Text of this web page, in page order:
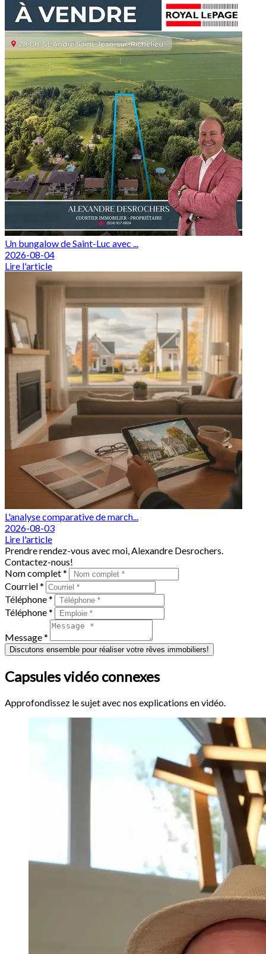
Un bungalow de Saint-Luc avec ...
2026-08-04
Lire l'article
L'analyse comparative de march...
2026-08-03
Lire l'article
Prendre rendez-vous avec moi, Alexandre Desrochers.
Contactez-nous!
Nom complet *
Courriel *
Téléphone *
Téléphone *
Message *
Discutons ensemble pour réaliser votre rêves immobiliers!
Capsules vidéo connexes
Approfondissez le sujet avec nos explications en vidéo.